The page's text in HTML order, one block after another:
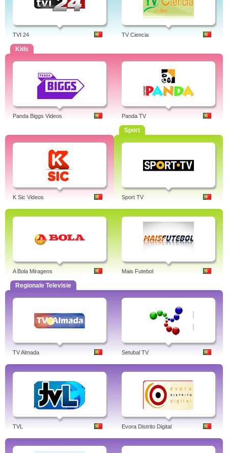
TVI 24 TV Ciencia
Kids
Panda Biggs Videos Panda TV
K Sic Videos
Sport
Sport TV
A Bola Miragens Mais Futebol
Regionale Televisie
TV Almada Setubal TV
TVL Evora Distrito Digital